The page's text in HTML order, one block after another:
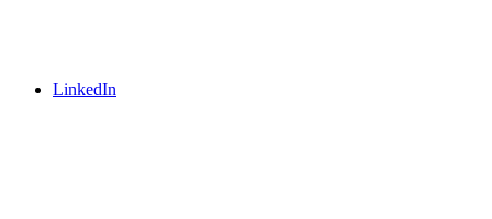
LinkedIn